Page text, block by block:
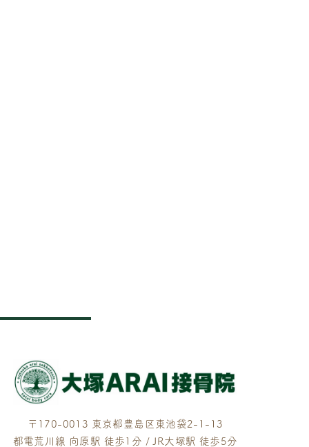
〒170-0013 東京都豊島区東池袋2-1-13
都電荒川線 向原駅 徒歩1分 / JR大塚駅 徒歩5分